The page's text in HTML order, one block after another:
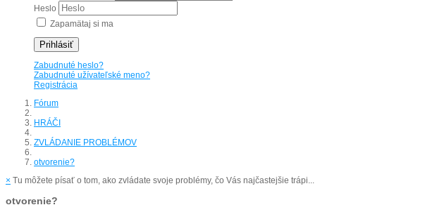
Heslo
Zapamätaj si ma
Prihlásiť
Zabudnuté heslo?
Zabudnuté užívateľské meno?
Registrácia
Fórum
HRÁČI
ZVLÁDANIE PROBLÉMOV
otvorenie?
× Tu môžete písať o tom, ako zvládate svoje problémy, čo Vás najčastejšie trápi...
otvorenie?